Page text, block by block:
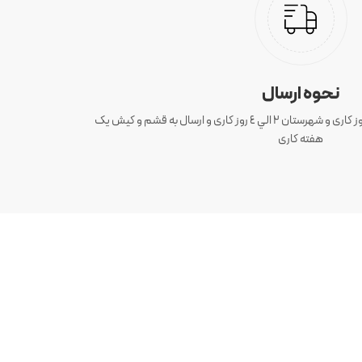
نحوه ارسال
ارسال سفارش های تهران 1 الی 3 روز کاری و شهرستان ٢ الي ٤ روز کاری و ارسال به قشم و کیش یک
هفته کاری